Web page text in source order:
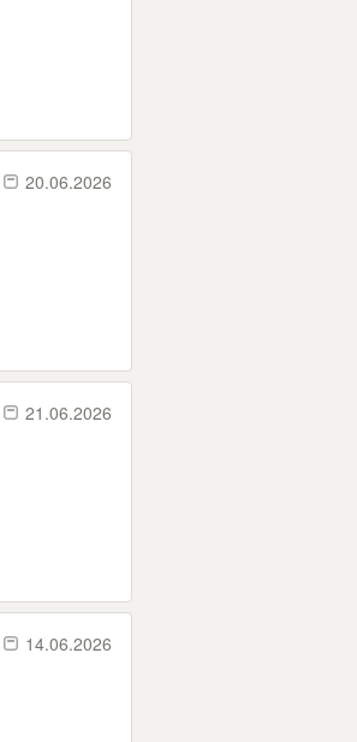
20.06.2026
21.06.2026
14.06.2026